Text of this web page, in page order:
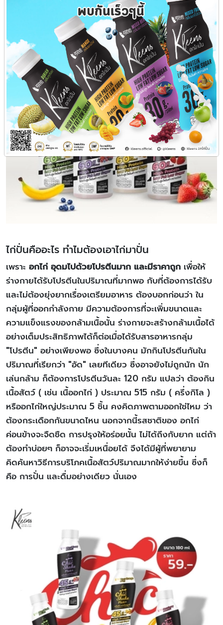
ไก่ปั่นคืออะไร ทำไมต้องเอาไก่มาปั่น
เพราะ อกไก่ อุดมไปด้วยโปรตีนมาก และมีราคาถูก เพื่อให้
ร่างกายได้รับโปรตีนในปริมาณที่มากพอ กับที่ต้องการได้รับ
และไม่ต้องยุ่งยากเรื่องเตรียมอาหาร ต้องบอกก่อนว่า ใน
กลุ่มผู้ที่ออกกำลังกาย มีความต้องการที่จะเพิ่มขนาดและ
ความแข็งแรงของกล้ามเนื้อนั้น ร่างกายจะสร้างกล้ามเนื้อได้
อย่างเต็มประสิทธิภาพได้ก็ต่อเมื่อได้รับสารอาหารกลุ่ม
"โปรตีน" อย่างเพียงพอ ซึ่งในบางคน มักกินโปรตีนกันใน
ปริมาณที่เรียกว่า "อัด" เลยทีเดียว ซึ่งอาจยังไม่ถูกนัก นัก
เล่นกล้าม ก็ต้องการโปรตีนวันละ 120 กรัม แปลว่า ต้องกิน
เนื้อสัตว์ ( เช่น เนื้ออกไก่ ) ประมาณ 515 กรัม ( ครึ่งกิโล )
หรืออกไก่ใหญ่ประมาณ 5 ชิ้น คงคิดภาพตามออกใช่ไหม ว่า
ต้องกระเดือกกันขนาดไหน นอกจากนี้รสชาติของ อกไก่
ค่อนข้างจะจืดชืด การปรุงให้อร่อยนั้น ไม่ได้ถึงกับยาก แต่ถ้า
ต้องทำบ่อยๆ ก็อาจจะเริ่มเหนื่อยได้ จึงได้มีผู้ที่พยายาม
คิดค้นหาวิธีการบริโภคเนื้อสัตว์ปริมาณมากให้ง่ายขึ้น ซึ่งก็
คือ การปั่น และดื่มอย่างเดียว นั่นเอง